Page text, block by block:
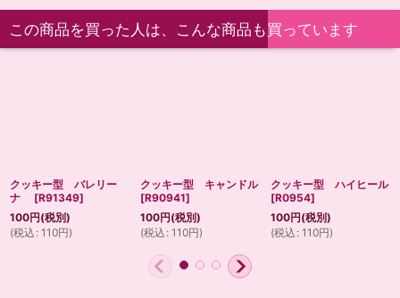
この商品を買った人は、こんな商品も買っています
クッキー型 バレリー
ナ
[R91349]
100円(税別)
(税込 : 110円)
クッキー型 キャンドル
[R90941]
100円(税別)
(税込 : 110円)
クッキー型 ハイヒール
[R0954]
100円(税別)
(税込 : 110円)